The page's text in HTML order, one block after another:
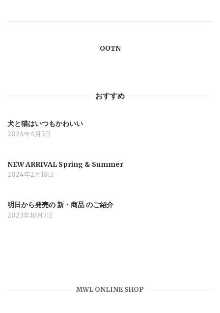
OOTN
おすすめ
犬と猫はいつもかわいい
2024年4月5日
NEW ARRIVAL Spring & Summer
2024年2月18日
明日から発売の 新・商品 のご紹介
2023年10月7日
MWL ONLINE SHOP